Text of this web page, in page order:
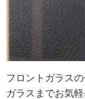
フロントガラス
ガラスまでお気